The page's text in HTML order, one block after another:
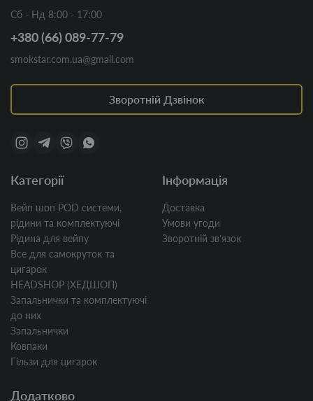
Сб - Нд 8:00 - 17:00
+380 (66) 089-77-79
smokstar.com.ua@gmail.com
Зворотній Дзвінок
Категорії
Вейп шоп POD системи,
рідини та комплектуючі
Рідина для вейпу
Все для самокруток та
цигарок
HEADSHOP (ХЕДШОП)
Запальнички та комплектуючі
до них
Запальнички
Ковпаки
Гільзи для цигарок
Інформація
Доставка
Умови угоди
Зворотній звʼязок
Додатково